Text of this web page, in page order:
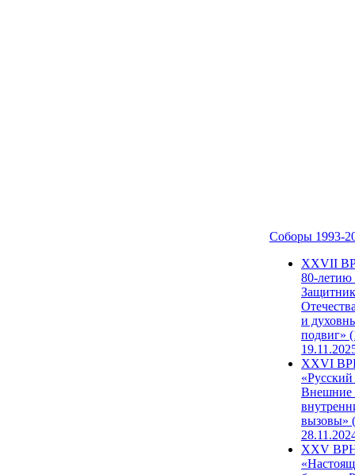
Соборы 1993-
ХХVII
80-
и
подвиг»
XXVI
Внешние
вызовы»
XXV